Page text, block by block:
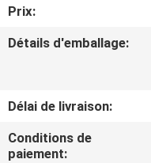
PLAN
DU
PRIVACY
POLICY
Prix:
Détails d'emballage:
Délai de livraison:
Conditions de
paiement: